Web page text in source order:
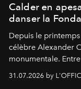
Calder en
danser la
Depuis le
célèbre Alexander
monumentale.
américain investit
31.07.2026 by